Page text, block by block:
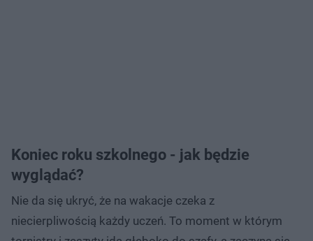
Koniec roku szkolnego - jak będzie
wyglądać?
Nie da się ukryć, że na wakacje czeka z
niecierpliwością każdy uczeń. To moment w którym